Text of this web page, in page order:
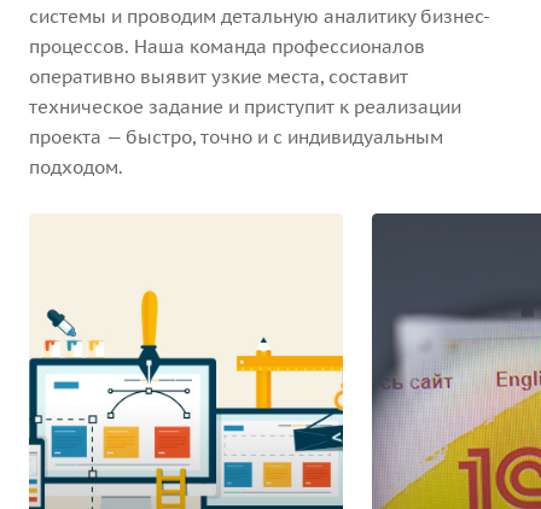
системы и проводим детальную аналитику бизнес-
процессов. Наша команда профессионалов
оперативно выявит узкие места, составит
техническое задание и приступит к реализации
проекта — быстро, точно и с индивидуальным
подходом.